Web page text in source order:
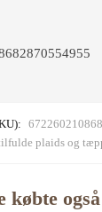
plaids og
købte også